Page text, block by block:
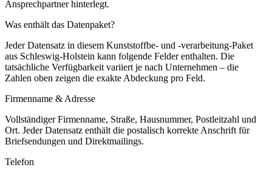
Ansprechpartner hinterlegt.
Was enthält das Datenpaket?
Jeder Datensatz in diesem Kunststoffbe- und -verarbeitung-Paket
aus Schleswig-Holstein kann folgende Felder enthalten. Die
tatsächliche Verfügbarkeit variiert je nach Unternehmen – die
Zahlen oben zeigen die exakte Abdeckung pro Feld.
Firmenname & Adresse
Vollständiger Firmenname, Straße, Hausnummer, Postleitzahl und
Ort. Jeder Datensatz enthält die postalisch korrekte Anschrift für
Briefsendungen und Direktmailings.
Telefon